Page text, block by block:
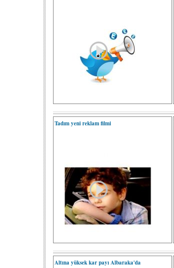
Tadım yeni reklam filmi
Altına yüksek kar payı Albaraka'da